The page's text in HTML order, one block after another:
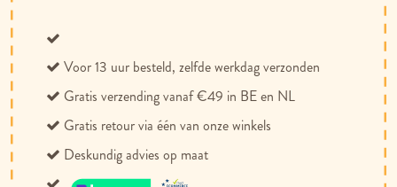
Voor 13 uur besteld, zelfde werkdag verzonden
Gratis verzending vanaf €49 in BE en NL
Gratis retour via één van onze winkels
Deskundig advies op maat